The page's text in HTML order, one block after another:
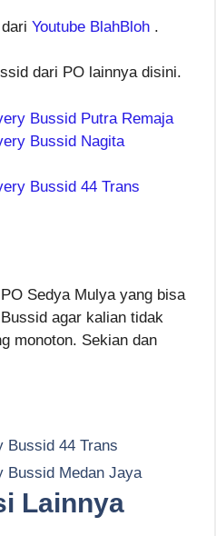
Youtube BlahBloh .
dari PO lainnya disini.
Bussid Putra Remaja
Bussid Nagita
Bussid 44 Trans
Sedya Mulya yang bisa
agar kalian tidak
monoton. Sekian dan
Bussid 44 Trans
Bussid Medan Jaya
Lainnya